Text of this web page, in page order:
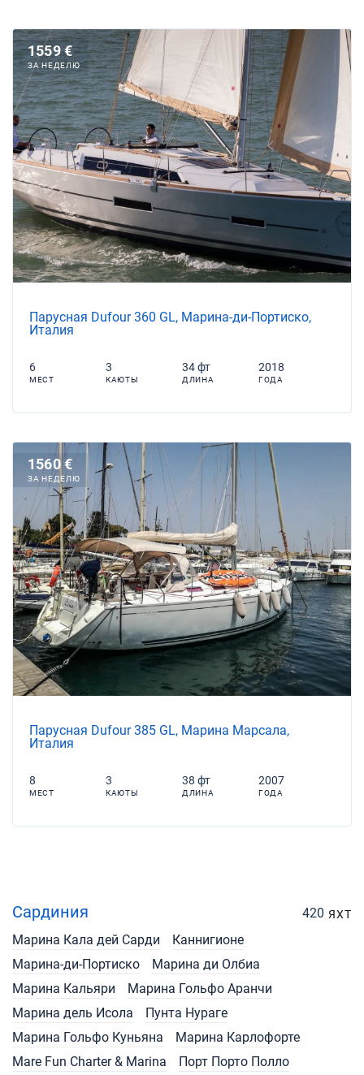
1559 €
ЗА НЕДЕЛЮ
Парусная Dufour 360 GL, Марина-ди-Портиско,
Италия
6
МЕСТ
3
КАЮТЫ
34 фт
ДЛИНА
2018
ГОДА
1560 €
ЗА НЕДЕЛЮ
Парусная Dufour 385 GL, Марина Марсала,
Италия
8
МЕСТ
3
КАЮТЫ
38 фт
ДЛИНА
2007
ГОДА
Сардиния 420 ЯХТ
Марина Кала дей Сарди
Каннигионе
Марина-ди-Портиско
Марина ди Олбиа
Марина Кальяри
Марина Гольфо Аранчи
Марина дель Исола
Пунта Нураге
Марина Гольфо Куньяна
Марина Карлофорте
Mare Fun Charter & Marina
Порт Порто Полло